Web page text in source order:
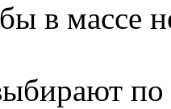
в массе